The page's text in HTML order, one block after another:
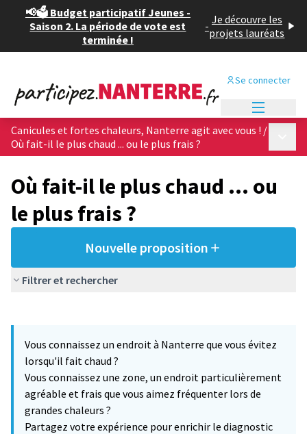
📢🗳️ Budget participatif Jeunes -
Saison 2. La période de vote est
terminée !
- Je découvre les
projets lauréats
Se connecter
Canicules et fortes chaleurs, Nanterre agit avec vous ! /
Où fait-il le plus chaud ... ou le plus frais ?
Où fait-il le plus chaud ... ou
le plus frais ?
Nouvelle proposition
Filtrer et rechercher
−
Vous connaissez un endroit à Nanterre que vous évitez
lorsqu'il fait chaud ?
Vous connaissez une zone, un endroit particulièrement
agréable et frais que vous aimez fréquenter lors de
grandes chaleurs ?
Partagez votre expérience pour enrichir le diagnostic